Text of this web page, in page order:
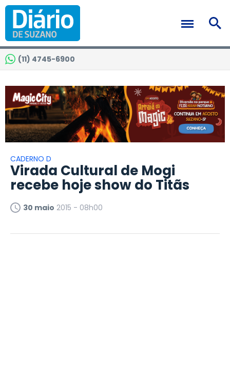
(11) 4745-6900
CADERNO D
Virada Cultural de Mogi
recebe hoje show do Titãs
30 maio 2015 - 08h00